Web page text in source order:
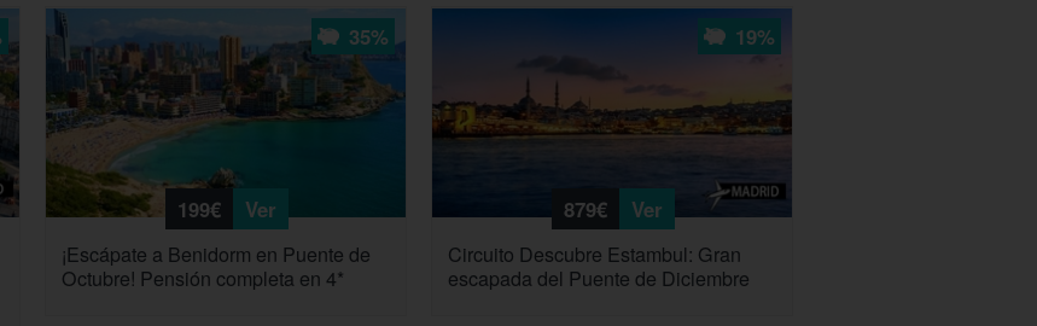
35%
199€ Ver
¡Escápate a Benidorm en Puente de
Octubre! Pensión completa en 4*
19%
879€ Ver
Circuito Descubre Estambul: Gran
escapada del Puente de Diciembre